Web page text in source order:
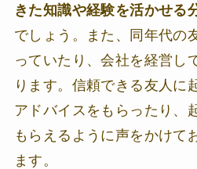
きた知識や経験を活かせる
でしょう。また、同年代の
っていたり、会社を経営し
ります。信頼できる友人に
アドバイスをもらったり、
もらえるように声をかけて
ます。